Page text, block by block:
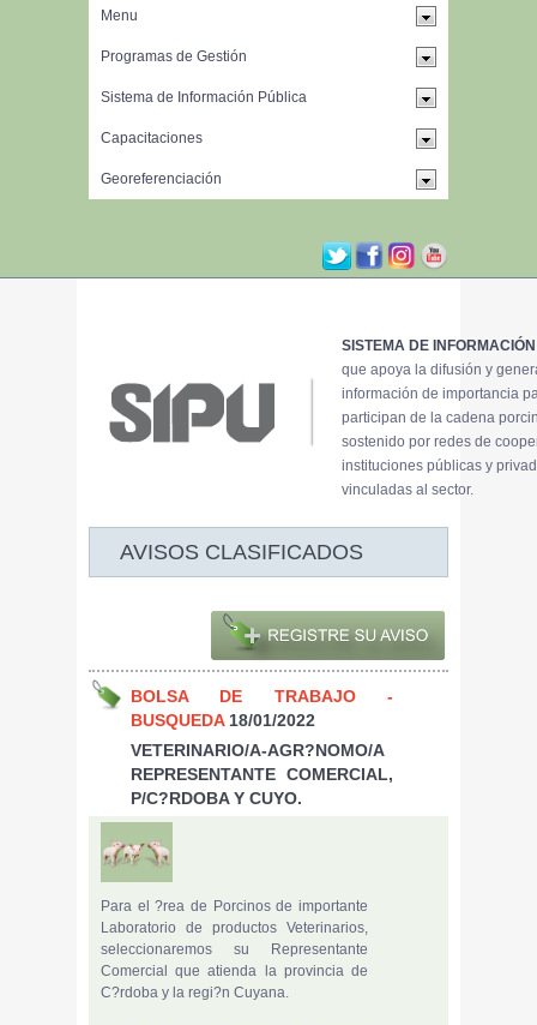
SISTEMA DE
que apoya la difusión y
información de importancia
participan de la cadena
sostenido por redes de
instituciones públicas y
vinculadas al sector.
AVISOS CLASIFICADOS
BOLSA DE TRABAJO -
BUSQUEDA18/01/2022
VETERINARIO/A-AGR?NOMO/A
REPRESENTANTE COMERCIAL,
P/C?RDOBA Y CUYO.
Para el ?rea de Porcinos de importante
Laboratorio de productos Veterinarios,
seleccionaremos su Representante
Comercial que atienda la provincia de
C?rdoba y la regi?n Cuyana.